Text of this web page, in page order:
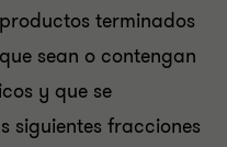
terminados
sean o contengan
y que se
siguientes fracciones